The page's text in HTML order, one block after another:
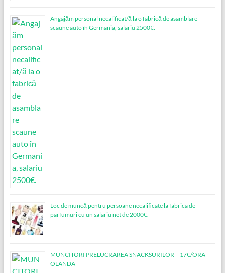
Angajăm personal necalificat/ă la o fabrică de asamblare
scaune auto în Germania, salariu 2500€.
Loc de muncǎ pentru persoane necalificate la fabrica de
parfumuri cu un salariu net de 2000€.
MUNCITORI PRELUCRAREA SNACKSURILOR – 17€/ORA –
OLANDA